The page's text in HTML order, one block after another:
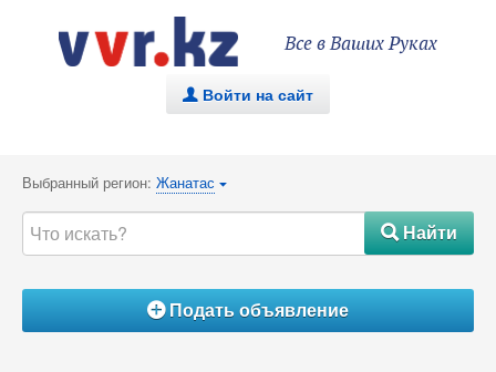
Все в Ваших Руках
. Войти на сайт
Выбранный регион: Жанатас {
#Найти
ÁПодать объявление